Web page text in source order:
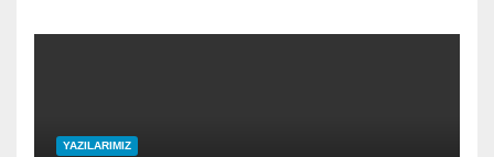
YAZILARIMIZ